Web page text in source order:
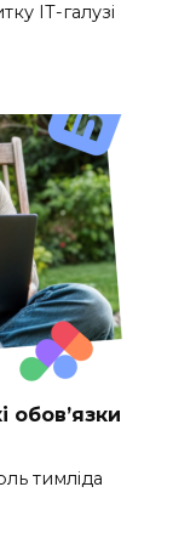
ІТ-галузі
обов’язки
тимліда